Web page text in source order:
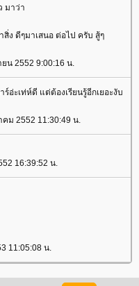
มาว่า
ง ดีๆมาเสนอ ต่อไป ครับ สู้ๆ
น 2552 9:00:16 น.
อ่ะเท่ห์ดี แต่ต้องเรียนรู้อีกเยอะงับ
ม 2552 11:30:49 น.
16:39:52 น.
11:05:08 น.